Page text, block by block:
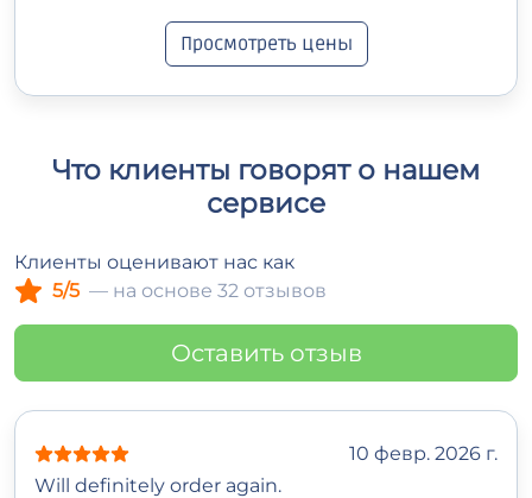
Просмотреть цены
Что клиенты говорят о нашем
сервисе
Клиенты оценивают нас как
5/5 — на основе 32 отзывов
Оставить отзыв
10 февр. 2026 г.
Will definitely order again.